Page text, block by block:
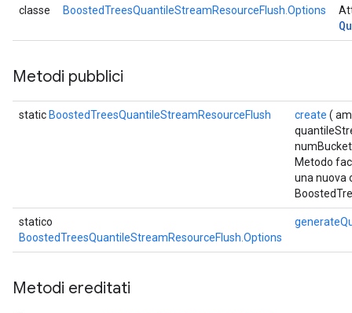
classe BoostedTreesQuantileStreamResourceFlush.Options
Metodi pubblici
static BoostedTreesQuantileStreamResourceFlush create (
Metodo
una nuova
statico
BoostedTreesQuantileStreamResourceFlush.Options
Metodi ereditati